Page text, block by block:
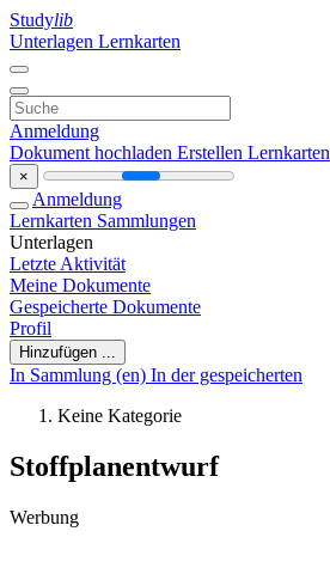
Studylib
Unterlagen Lernkarten
Anmeldung
Dokument hochladen Erstellen Lernkarten
×
Anmeldung
Lernkarten Sammlungen
Unterlagen
Letzte Aktivität
Meine Dokumente
Gespeicherte Dokumente
Profil
Hinzufügen ...
In Sammlung (en) In der gespeicherten
Keine Kategorie
Stoffplanentwurf
Werbung